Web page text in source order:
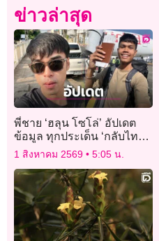
ข่าวล่าสุด
พี่ชาย ‘ฮลุน โซโล่’ อัปเดต
ข้อมูล ทุกประเด็น ‘กลับไทย-
ทรัพย์สิน-ผลชันสูตร’
1 สิงหาคม 2569 5:05 น.